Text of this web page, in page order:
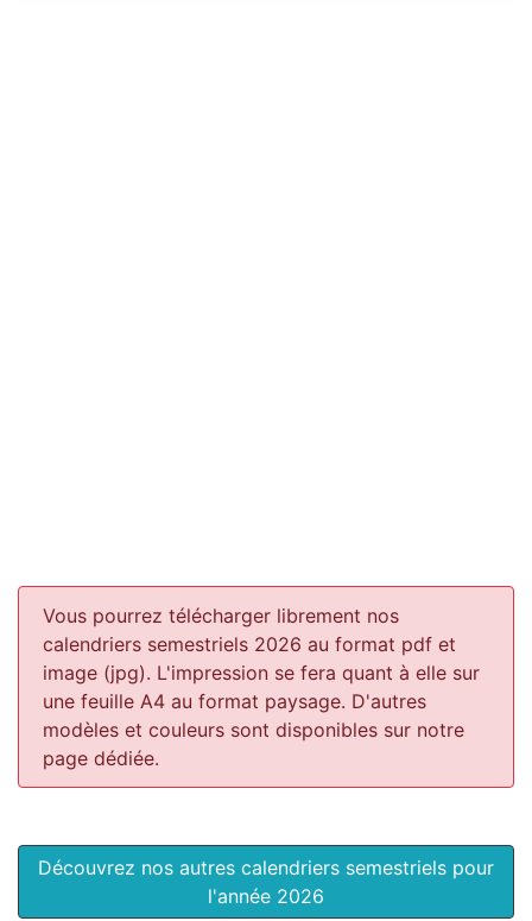
Vous pourrez télécharger librement nos
calendriers semestriels 2026 au format pdf et
image (jpg). L'impression se fera quant à elle sur
une feuille A4 au format paysage. D'autres
modèles et couleurs sont disponibles sur notre
page dédiée.
Découvrez nos autres calendriers semestriels pour
l'année 2026